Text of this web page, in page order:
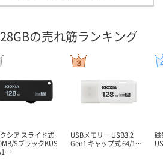
の売れ筋ランキング
シア スライド式
SブラックKUS
USBメモリー USB3.2
Gen1 キャップ式 64/1…
磁